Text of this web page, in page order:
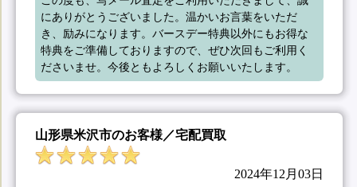
にありがとうございました。温かいお言葉をいただ
き、励みになります。バースデー特典以外にもお得な
特典をご準備しておりますので、ぜひ次回もご利用く
ださいませ。今後ともよろしくお願いいたします。
山形県米沢市のお客様／宅配買取
2024年12月03日